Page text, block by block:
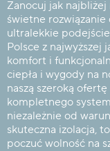
Zanocuj jak
świetne
ultralekkie
Polsce z najwyższej
komfort i
ciepła i wygody na
naszą szeroką
kompletnego
niezależnie od
skuteczna izolacja,
poczuć wolność na